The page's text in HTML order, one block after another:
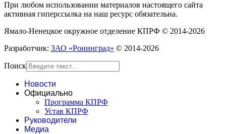
При любом использовании материалов настоящего сайта
активная гиперссылка на наш ресурс обязательна.
Ямало-Ненецкое окружное отделение КПРФ © 2014-2026
Разработчик: ЗАО «Ронинград» © 2014-2026
Поиск
Новости
Официально
Программа КПРФ
Устав КПРФ
Руководители
Медиа